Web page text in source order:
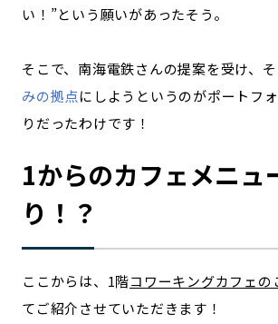
い！”という願いがあったそう。
そこで、南海電鉄さんの提案を受け、
みの拠点にしようというのがポートフ
りだったわけです！
1からのカフェメニュ
り！？
ここからは、1階コワーキングカフェの
てご紹介させていただきます！